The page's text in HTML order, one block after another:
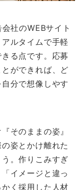
社のWEBサイト
ルタイムで手軽
る点です。応募
ができれば、ど
分で想像しやす
そのままの姿』
姿とかけ離れた
。作りこみすぎ
イメージと違っ
く採用した人材